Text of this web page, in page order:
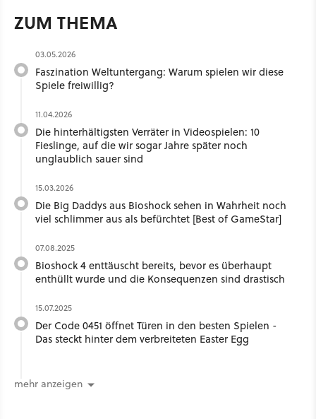
ZUM THEMA
03.05.2026
Faszination Weltuntergang: Warum spielen wir diese
Spiele freiwillig?
11.04.2026
Die hinterhältigsten Verräter in Videospielen: 10
Fieslinge, auf die wir sogar Jahre später noch
unglaublich sauer sind
15.03.2026
Die Big Daddys aus Bioshock sehen in Wahrheit noch
viel schlimmer aus als befürchtet [Best of GameStar]
07.08.2025
Bioshock 4 enttäuscht bereits, bevor es überhaupt
enthüllt wurde und die Konsequenzen sind drastisch
15.07.2025
Der Code 0451 öffnet Türen in den besten Spielen -
Das steckt hinter dem verbreiteten Easter Egg
mehr anzeigen